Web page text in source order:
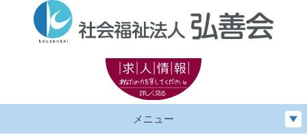
メニュー